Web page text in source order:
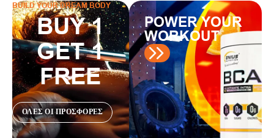
BUILD YOUR DREAM BODY
BUY 1
GET 1
FREE
ΟΛΕΣ ΟΙ ΠΡΟΣΦΟΡΕΣ
POWER YOUR
WORKOUT